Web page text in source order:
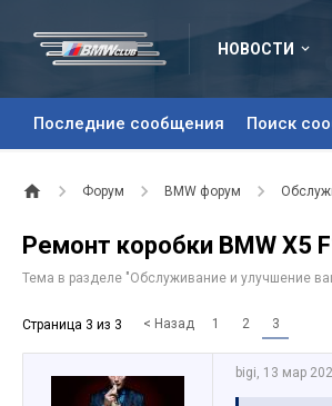
НОВОСТИ
Последние сообщения Поиск
Форум BMW форум
Ремонт коробки BMW X5
Тема в разделе "Обслуживание и улучшение
Страница 3 из 3 < Назад 1 2 3
bigi, 13 мар